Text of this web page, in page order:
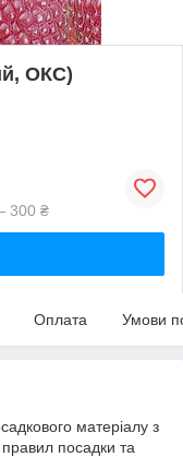
ОКС)
300 ₴
Оплата Умови
матеріалу з
посадки та